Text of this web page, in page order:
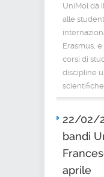
UniMol dà
alle
Erasmus,
corsi di
discipline
scientifiche.
22/02/
bandi
aprile